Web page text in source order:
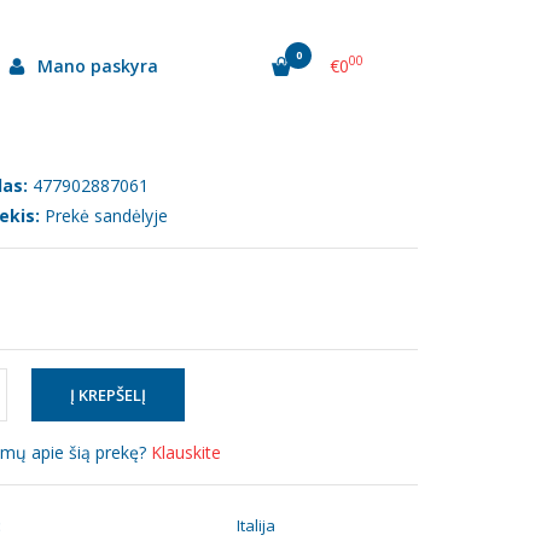
Mano paskyra 0 €000
477902887061
Prekė sandėlyje
apie šią prekę? Klauskite
Italija